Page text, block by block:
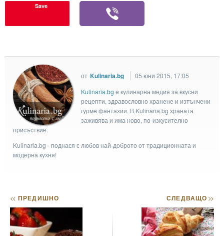
Save
от Kulinaria.bg
05 юни 2015, 17:05
Kulinaria.bg e кулинарна медия за вкусни
рецепти, здравословно хранене и изтънчени
гурме фантазии. В Kulinaria.bg храната
заживява и има ново, по-изкусително
присъствие.
Kulinaria.bg - поднася с любов най-доброто от традиционната и
модерна кухня!
<< ПРЕДИШНО СЛЕДВАЩО>>